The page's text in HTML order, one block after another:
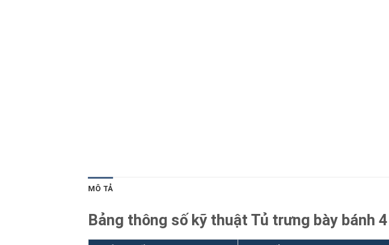
Báo
MÔ TẢ
Bảng thông số kỹ thuật Tủ trưng bày bánh